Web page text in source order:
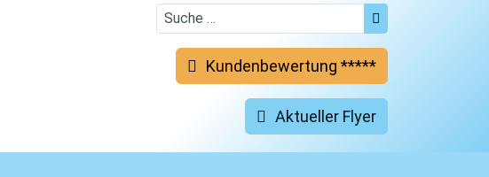
Kundenbewertung *****
Aktueller Flyer